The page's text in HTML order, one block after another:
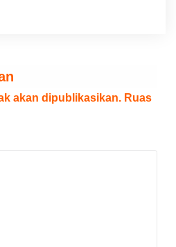
akan dipublikasikan. Ruas